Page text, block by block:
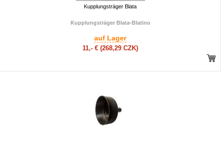
Kupplungsträger Blata
Kupplungsträger Blata-Blatino
auf Lager
11,- € (268,29 CZK)